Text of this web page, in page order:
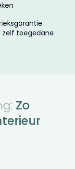
zelf toegedane
Zo